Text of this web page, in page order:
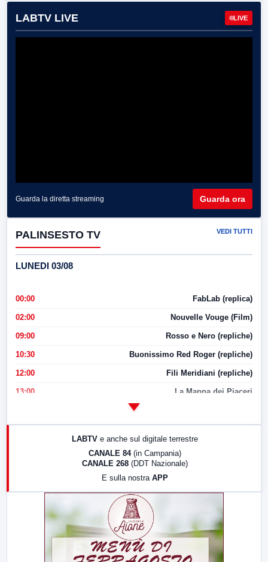
LABTV LIVE LIVE
Guarda la diretta streaming Guarda ora
PALINSESTO TV VEDI TUTTI
LUNEDI 03/08
00:00 FabLab (replica)
02:00 Nouvelle Vouge (Film)
09:00 Rosso e Nero (repliche)
10:30 Buonissimo Red Roger (repliche)
12:00 Fili Meridiani (repliche)
13:00 La Mappa dei Piaceri
LABTV e anche sul digitale terrestre
CANALE 84 (in Campania)
CANALE 268 (DDT Nazionale)
E sulla nostra APP